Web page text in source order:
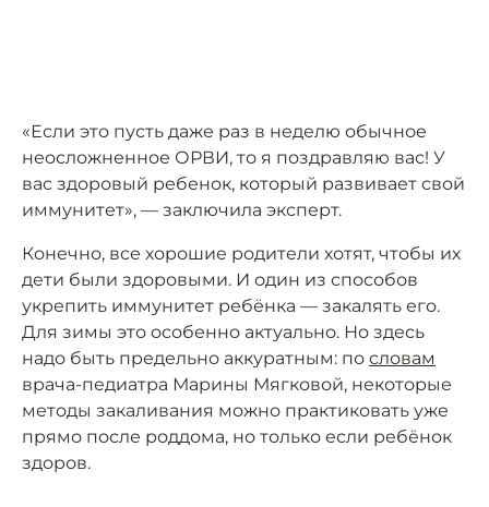
«Если это пусть даже раз в неделю обычное
неосложненное ОРВИ, то я поздравляю вас! У
вас здоровый ребенок, который развивает свой
иммунитет», — заключила эксперт.
Конечно, все хорошие родители хотят, чтобы их
дети были здоровыми. И один из способов
укрепить иммунитет ребёнка — закалять его.
Для зимы это особенно актуально. Но здесь
надо быть предельно аккуратным: по словам
врача-педиатра Марины Мягковой, некоторые
методы закаливания можно практиковать уже
прямо после роддома, но только если ребёнок
здоров.